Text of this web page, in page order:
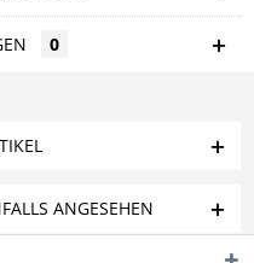
0
ANGESEHEN